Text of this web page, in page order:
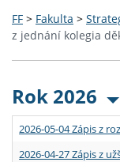
FF > Fakulta >
z jednání kolegia
Rok 2026
2026-05-04 Zápis z
2026-04-27 Zápis z